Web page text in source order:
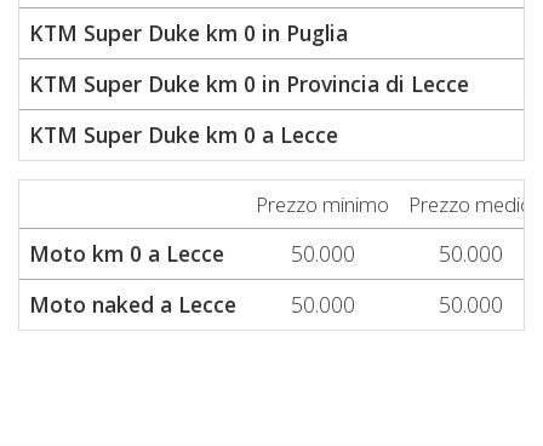
KTM Super Duke km 0 in Puglia
KTM Super Duke km 0 in Provincia di Lecce
KTM Super Duke km 0 a Lecce
Prezzo minimo Prezzo medio
Moto km 0 a Lecce 50.000
50.000
Moto naked a Lecce
50.000 50.000